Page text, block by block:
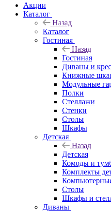
Акции
Каталог
Назад
Каталог
Гостиная
Назад
Гостиная
Диваны и
Книжные
Модульные
Полки
Стеллажи
Стенки
Столы
Шкафы
Детская
Назад
Детская
Комоды и
Комплекты
Столы
Шкафы и
Диваны